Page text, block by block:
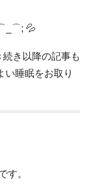
💦
き以降の記事も
い睡眠をお取り
す。